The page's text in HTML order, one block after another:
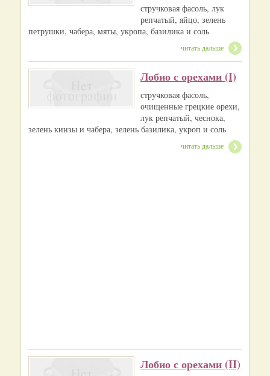
стручковая фасоль, лук
репчатый, яйцо, зелень
петрушки, чабера, мяты, укропа, базилика и соль
читать дальше
Лобио с орехами (I)
стручковая фасоль,
очищенные грецкие орехи,
лук репчатый, чеснока,
зелень кинзы и чабера, зелень базилика, укроп и соль
читать дальше
Лобио с орехами (II)